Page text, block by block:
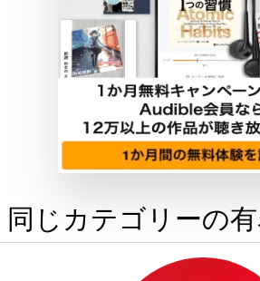
同じカテゴリーの